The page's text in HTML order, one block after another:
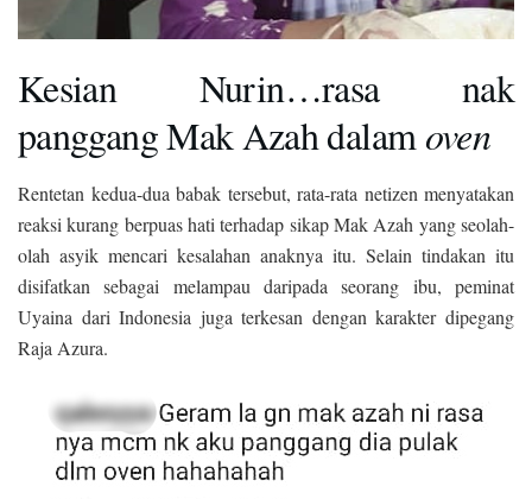
Kesian Nurin…rasa nak
panggang Mak Azah dalamoven
Rentetan kedua-dua babak tersebut, rata-rata netizen menyatakan
reaksi kurang berpuas hati terhadap sikap Mak Azah yang seolah-
olah asyik mencari kesalahan anaknya itu. Selain tindakan itu
disifatkan sebagai melampau daripada seorang ibu, peminat
Uyaina dari Indonesia juga terkesan dengan karakter dipegang
Raja Azura.